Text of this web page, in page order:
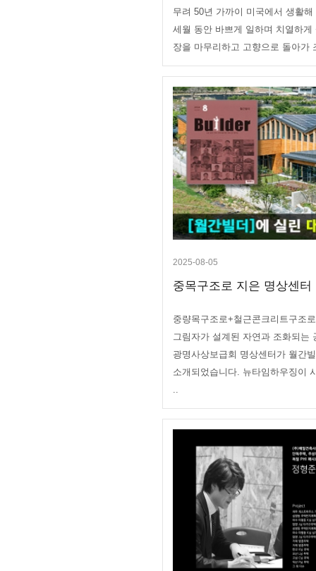
무려 50년 가까이 미국에서 생활
세월 동안 바쁘게 일하며 치열하
장을 마무리하고 고향으로 돌아가
2025-08-05
중목구조로 지은 명상센
중량목구조로+철근콘크리트구조
그림자가 설계된 자연과 조화되는
광명사상보급회 명상센터가 월간
소개되었습니다. 뉴타임하우징이
..